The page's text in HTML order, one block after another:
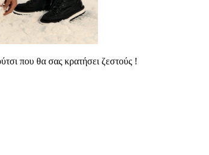
που θα σας κρατήσει ζεστούς !